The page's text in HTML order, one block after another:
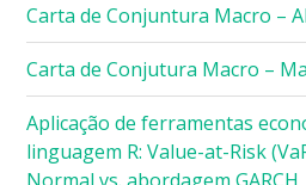
Carta de Conjuntura Macro –
Carta de Conjutura Macro –
Aplicação de ferramentas
linguagem R: Value-at-Risk
Normal vs. abordagem GARCH